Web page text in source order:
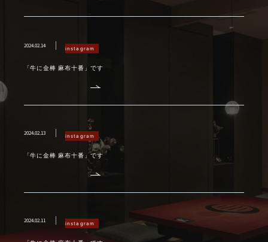
2024.02.14 instagram
「牛に金棒 麻布十番」です
2024.02.13 instagram
「牛に金棒 麻布十番」です
2024.02.11 instagram